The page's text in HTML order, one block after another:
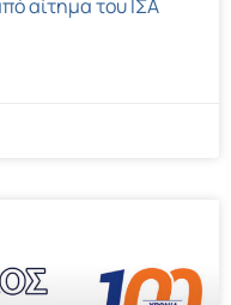
αίτημα του ΙΣΑ